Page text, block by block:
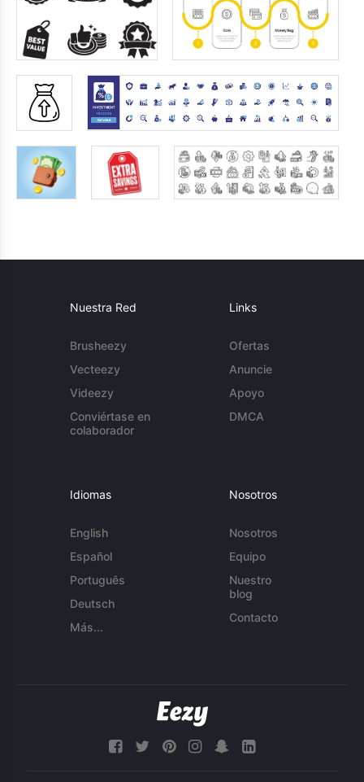
Nuestra Red
Brusheezy
Vecteezy
Videezy
Conviértase en
colaborador
Links
Ofertas
Anuncie
Apoyo
DMCA
Idiomas
English
Español
Português
Deutsch
Más...
Nosotros
Nosotros
Equipo
Nuestro
blog
Contacto